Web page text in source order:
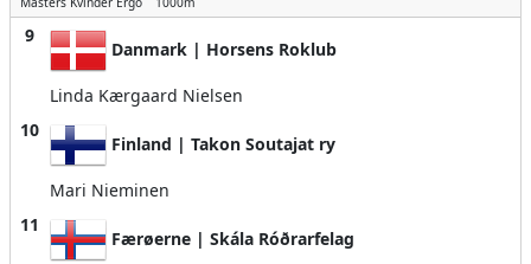
9
Danmark | Horsens Roklub
Linda Kærgaard Nielsen
10
Finland | Takon Soutajat ry
Mari Nieminen
11
Færøerne | Skála Róðrarfelag